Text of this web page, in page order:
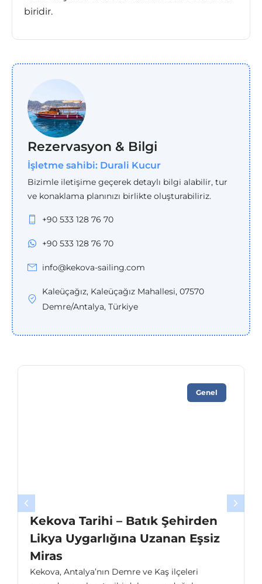
biridir.
Rezervasyon & Bilgi
İşletme sahibi: Durali Kucur
Bizimle iletişime geçerek detaylı bilgi alabilir, tur
ve konaklama planınızı birlikte oluşturabiliriz.
+90 533 128 76 70
+90 533 128 76 70
info@kekova-sailing.com
Kaleüçağız, Kaleüçağız Mahallesi, 07570
Demre/Antalya, Türkiye
Genel
Kekova Tarihi – Batık Şehirden
Likya Uygarlığına Uzanan Eşsiz
Miras
Kekova, Antalya’nın Demre ve Kaş ilçeleri